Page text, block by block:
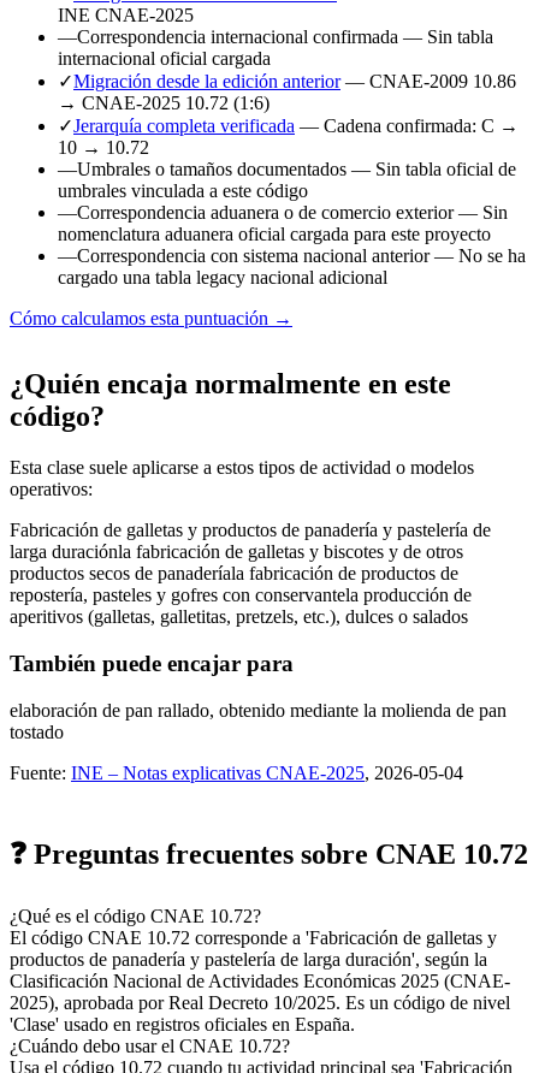
INE CNAE-2025
—Correspondencia internacional confirmada — Sin tabla
internacional oficial cargada
✓Migración desde la edición anterior — CNAE-2009 10.86
→ CNAE-2025 10.72 (1:6)
✓Jerarquía completa verificada — Cadena confirmada: C →
10 → 10.72
—Umbrales o tamaños documentados — Sin tabla oficial de
umbrales vinculada a este código
—Correspondencia aduanera o de comercio exterior— Sin
nomenclatura aduanera oficial cargada para este proyecto
—Correspondencia con sistema nacional anterior— No se ha
cargado una tabla legacy nacional adicional
Cómo calculamos esta puntuación →
¿Quién encaja normalmente en este
código?
Esta clase suele aplicarse a estos tipos de actividad o modelos
operativos:
Fabricación de galletas y productos de panadería y pastelería de
larga duraciónla fabricación de galletas y biscotes y de otros
productos secos de panaderíala fabricación de productos de
repostería, pasteles y gofres con conservantela producción de
aperitivos (galletas, galletitas, pretzels, etc.), dulces o salados
También puede encajar para
elaboración de pan rallado, obtenido mediante la molienda de pan
tostado
Fuente: INE – Notas explicativas CNAE-2025, 2026-05-04
❓ Preguntas frecuentes sobre CNAE 10.72
¿Qué es el código CNAE 10.72?
El código CNAE 10.72 corresponde a 'Fabricación de galletas y
productos de panadería y pastelería de larga duración', según la
Clasificación Nacional de Actividades Económicas 2025 (CNAE-
2025), aprobada por Real Decreto 10/2025. Es un código de nivel
'Clase' usado en registros oficiales en España.
¿Cuándo debo usar el CNAE 10.72?
Usa el código 10.72 cuando tu actividad principal sea 'Fabricación